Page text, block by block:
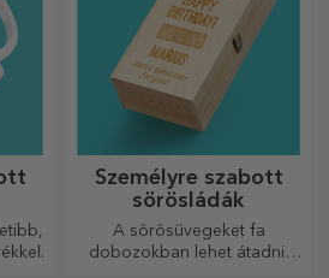
Személyre szabott
sörösládák
A sörösüvegeket fa
dobozokban lehet átadni,